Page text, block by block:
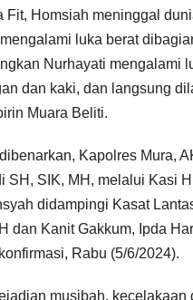
Fit, Homsiah meninggal
luka berat
Nurhayati mengalami
dan kaki, dan langsung
Muara Beliti.
Kapolres Mura,
SH, SIK, MH, melalui Kasi
didampingi Kasat
dan Kanit Gakkum, Ipda
Rabu (5/6/2024).
musibah, kecelakaan